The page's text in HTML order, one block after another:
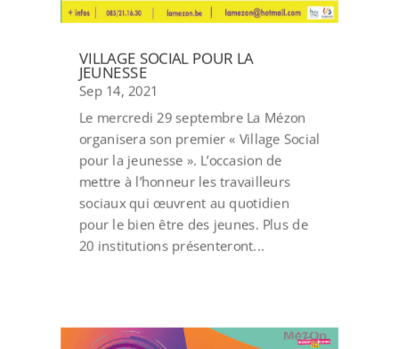
VILLAGE SOCIAL POUR LA
JEUNESSE
Sep 14, 2021
Le mercredi 29 septembre La Mézon
organisera son premier « Village Social
pour la jeunesse ». L’occasion de
mettre à l’honneur les travailleurs
sociaux qui œuvrent au quotidien
pour le bien être des jeunes. Plus de
20 institutions présenteront...